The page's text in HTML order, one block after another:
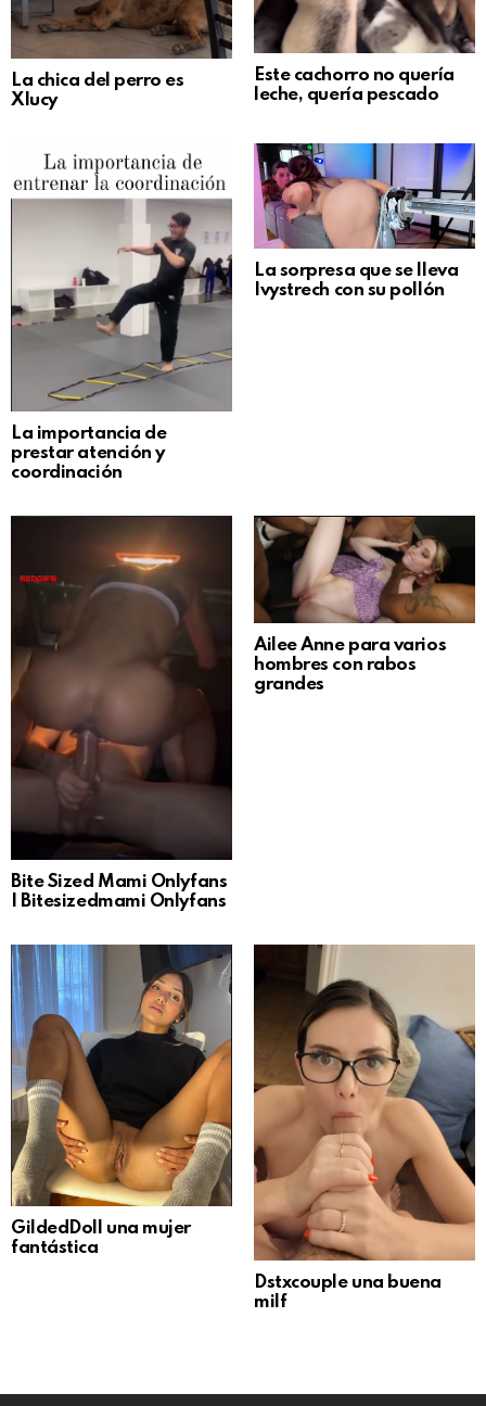
La chica del perro es
Xlucy
Este cachorro no quería
leche, quería pescado
La importancia de
prestar atención y
coordinación
La sorpresa que se lleva
Ivystrech con su pollón
Bite Sized Mami Onlyfans
| Bitesizedmami Onlyfans
Ailee Anne para varios
hombres con rabos
grandes
GildedDoll una mujer
fantástica
Dstxcouple una buena
milf